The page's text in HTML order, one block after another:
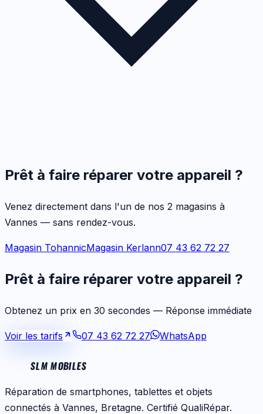
Prêt à faire réparer votre appareil ?
Venez directement dans l'un de nos 2 magasins à
Vannes — sans rendez-vous.
Magasin TohannicMagasin Kerlann07 43 62 72 27
Prêt à faire réparer votre appareil ?
Obtenez un prix en 30 secondes — Réponse immédiate
Voir les tarifs 07 43 62 72 27 WhatsApp
SLM MOBILES
Réparation de smartphones, tablettes et objets
connectés à Vannes, Bretagne. Certifié QualiRépar.